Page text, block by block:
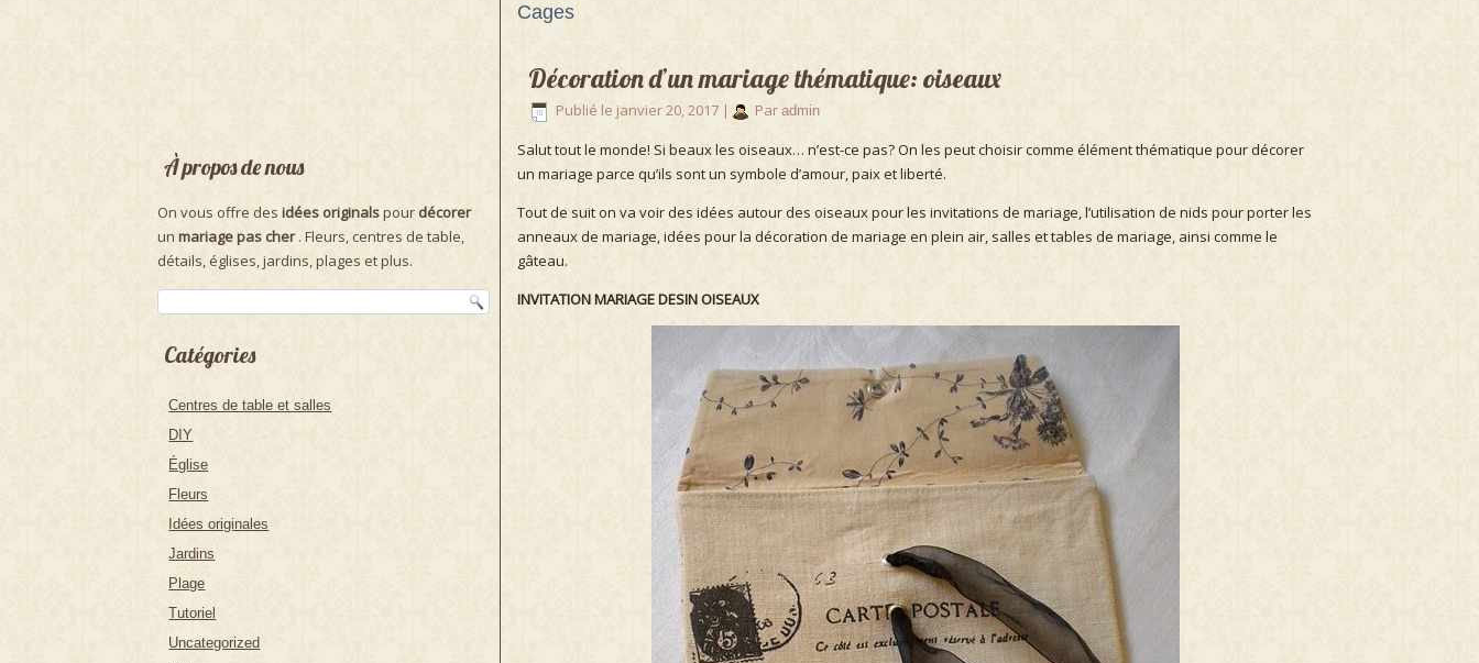
À propos de nous
On vous offre desidées originalspour décorer
unmariage pas cher. Fleurs, centres de table,
détails, églises, jardins, plages et plus.
Catégories
Centres de table et salles
DIY
Église
Fleurs
Idées originales
Jardins
Plage
Tutoriel
Uncategorized
Cages
Décoration d’un mariage thématique: oiseaux
Publié le janvier 20, 2017 | Par admin
Salut tout le monde! Si beaux les oiseaux… n’est-ce pas? On les peut choisir comme élément thématique pour décorer
un mariage parce qu’ils sont un symbole d’amour, paix et liberté.
Tout de suit on va voir des idées autour des oiseaux pour les invitations de mariage, l’utilisation de nids pour porter les
anneaux de mariage, idées pour la décoration de mariage en plein air, salles et tables de mariage, ainsi comme le
gâteau.
INVITATION MARIAGE DESIN OISEAUX